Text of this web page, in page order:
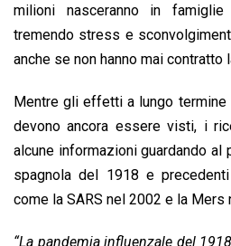
milioni nasceranno in
tremendo stress e
anche se non hanno mai contratto
Mentre gli effetti a lungo
devono ancora essere visti, i
alcune informazioni guardando al
spagnola del 1918 e
come la SARS nel 2002 e la Mers
“La pandemia influenzale del